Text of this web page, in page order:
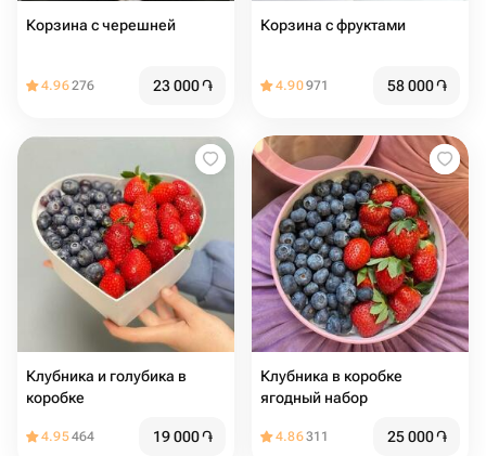
Корзина с черешней
4.96276 23 000֏
Корзина с фруктами
4.90971 58 000֏
Клубника и голубика в
коробке
4.95464 19 000֏
Клубника в коробке
ягодный набор
4.86311 25 000֏